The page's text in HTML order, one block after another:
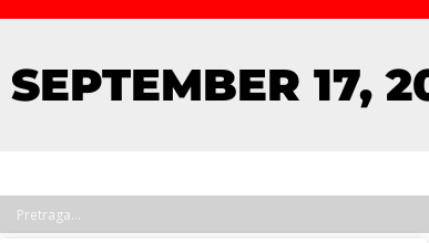
SEPTEMBER 17,